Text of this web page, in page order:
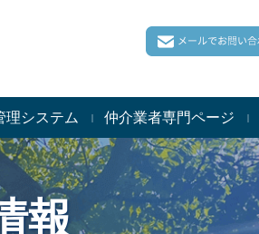
理システム 仲介業者専門ページ
報